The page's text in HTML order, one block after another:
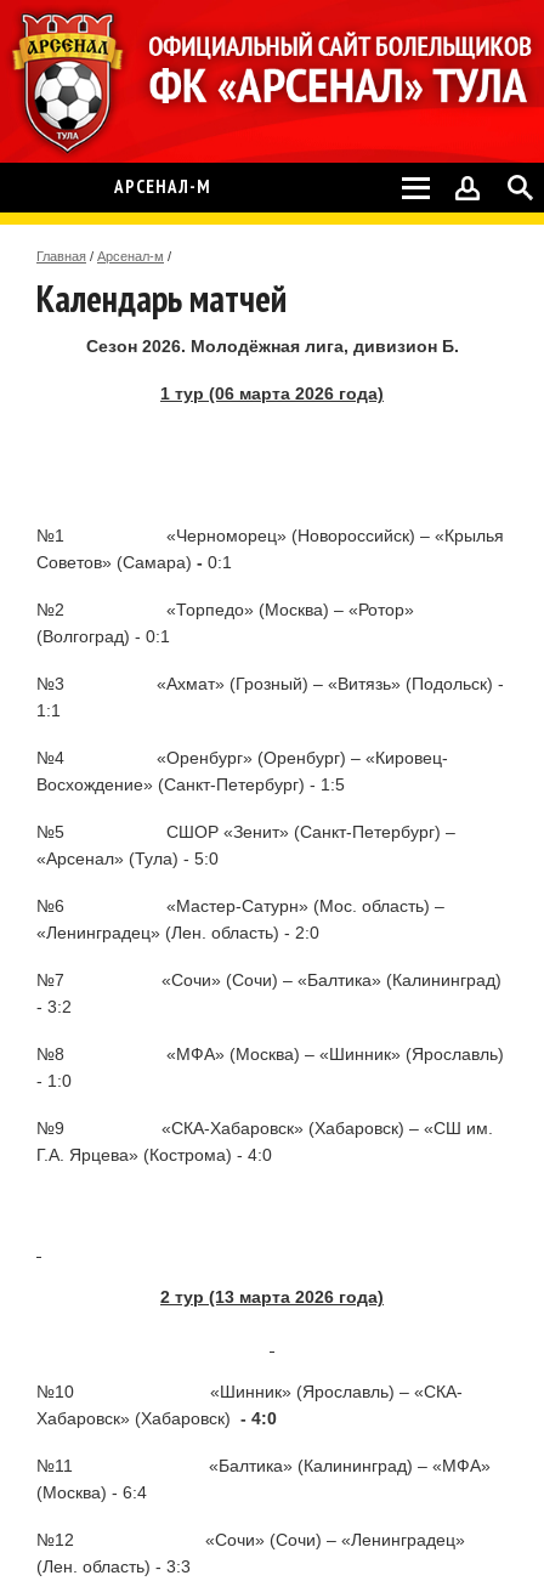
АРСЕНАЛ-М
Главная / Арсенал-м /
Календарь матчей
Сезон 2026. Молодёжная лига, дивизион Б.
1 тур (06 марта 2026 года)
№1 «Черноморец» (Новороссийск) – «Крылья
Советов» (Самара) - 0:1
№2
«Торпедо» (Москва) – «Ротор»
(Волгоград) - 0:1
№3 «Ахмат» (Грозный) – «Витязь» (Подольск) -
1:1
№4
«Оренбург» (Оренбург) – «Кировец-
Восхождение» (Санкт-Петербург) - 1:5
№5 СШОР «Зенит» (Санкт-Петербург) –
«Арсенал» (Тула) - 5:0
№6 «Мастер-Сатурн» (Мос. область) –
«Ленинградец» (Лен. область) - 2:0
№7 «Сочи» (Сочи) – «Балтика» (Калининград)
- 3:2
№8 «МФА» (Москва) – «Шинник» (Ярославль)
- 1:0
№9
«СКА-Хабаровск» (Хабаровск) – «СШ им.
Г.А. Ярцева» (Кострома) - 4:0
2 тур (13 марта 2026 года)
№10 «Шинник» (Ярославль) – «СКА-
Хабаровск» (Хабаровск) - 4:0
№11 «Балтика» (Калининград) – «МФА»
(Москва) - 6:4
№12 «Сочи» (Сочи) – «Ленинградец»
(Лен. область) - 3:3